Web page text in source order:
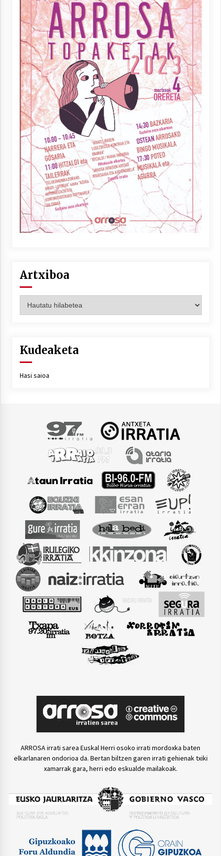
Artxiboa
Kudeaketa
Hasi saioa
ARROSA irrati sarea Euskal Herri osoko irrati mordoxka baten
elkarlanaren ondorioa da. Bertan biltzen garen irrati gehienak txiki
xamarrak gara, herri edo eskualde mailakoak.